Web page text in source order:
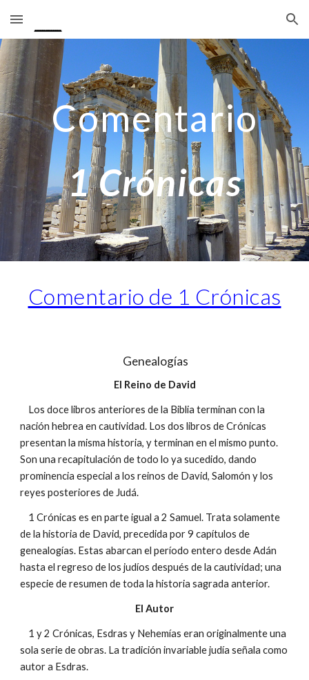
Skip to main content Skip to navigation
Comentario
1 Crónicas
Comentario de 1 Crónicas
Genealogías
El Reino de David
Los doce libros anteriores de la Biblia terminan con la
nación hebrea en cautividad. Los dos libros de Crónicas
presentan la misma historia, y terminan en el mismo punto.
Son una recapitulación de todo lo ya sucedido, dando
prominencia especial a los reinos de David, Salomón y los
reyes posteriores de Judá.
1 Crónicas es en parte igual a 2 Samuel. Trata solamente
de la historia de David, precedida por 9 capítulos de
genealogías. Estas abarcan el período entero desde Adán
hasta el regreso de los judíos después de la cautividad; una
especie de resumen de toda la historia sagrada anterior.
El Autor
1 y 2 Crónicas, Esdras y Nehemías eran originalmente una
sola serie de obras. La tradición invariable judía señala como
autor a Esdras.